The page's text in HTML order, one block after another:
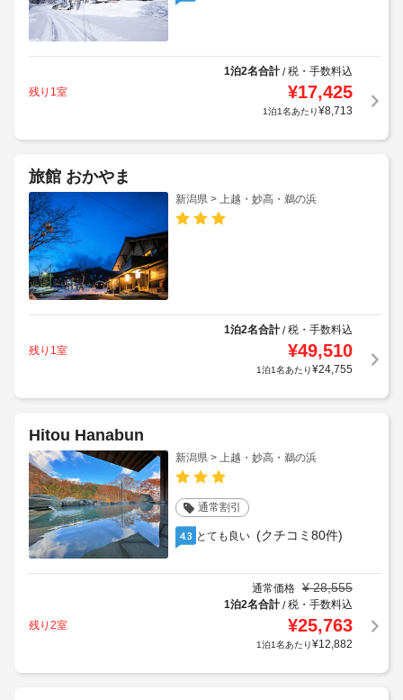
1泊2名合計/税・手数料込
残り1室
¥17,425
1泊1名あたり¥8,713
旅館 おかやま
新潟県 > 上越・妙高・鵜の浜
1泊2名合計/税・手数料込
残り1室
¥49,510
1泊1名あたり¥24,755
Hitou Hanabun
新潟県 > 上越・妙高・鵜の浜
通常割引
4.3 とても良い (クチコミ80件)
通常価格 ¥ 28,555
1泊2名合計/税・手数料込
残り2室
¥25,763
1泊1名あたり¥12,882